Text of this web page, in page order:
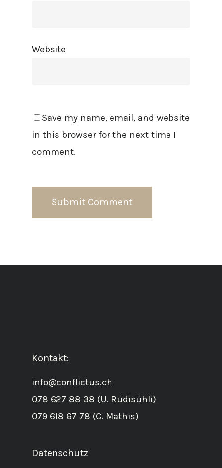
Website
Save my name, email, and website
in this browser for the next time I
comment.
Kontakt:
info@conflictus.ch
078 627 88 38 (U. Rüdisühli)
079 618 67 78 (C. Mathis)
Datenschutz